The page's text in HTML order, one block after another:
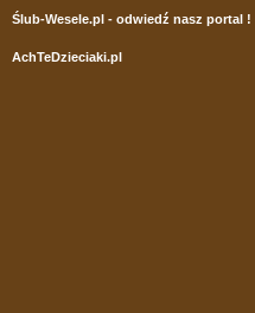
Ślub-Wesele.pl - odwiedź nasz portal !
AchTeDzieciaki.pl